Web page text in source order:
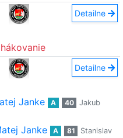
Detailne
hákovanie
Detailne
Janke A 40
Jakub
Janke A 81
Stanislav